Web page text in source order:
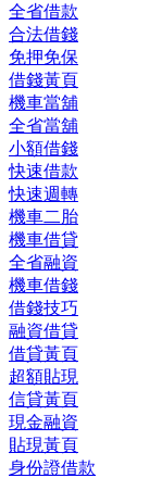
全省借款
合法借錢
免押免保
借錢黃頁
機車當舖
全省當舖
小額借錢
快速借款
快速週轉
機車二胎
機車借貸
全省融資
機車借錢
借錢技巧
融資借貸
借貸黃頁
超額貼現
信貸黃頁
現金融資
貼現黃頁
身份證借款